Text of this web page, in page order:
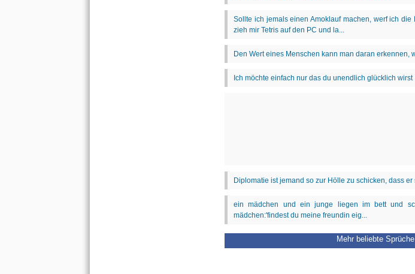
Mehr beliebte Sprüche